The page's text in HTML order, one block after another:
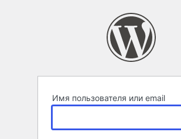
Имя пользователя или email